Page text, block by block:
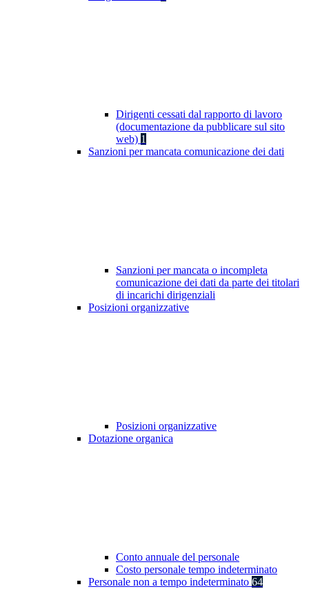
Dirigenti cessati dal rapporto di lavoro
(documentazione da pubblicare sul sito
web) 1
Sanzioni per mancata comunicazione dei dati
Sanzioni per mancata o incompleta
comunicazione dei dati da parte dei titolari
di incarichi dirigenziali
Posizioni organizzative
Posizioni organizzative
Dotazione organica
Conto annuale del personale
Costo personale tempo indeterminato
Personale non a tempo indeterminato 64